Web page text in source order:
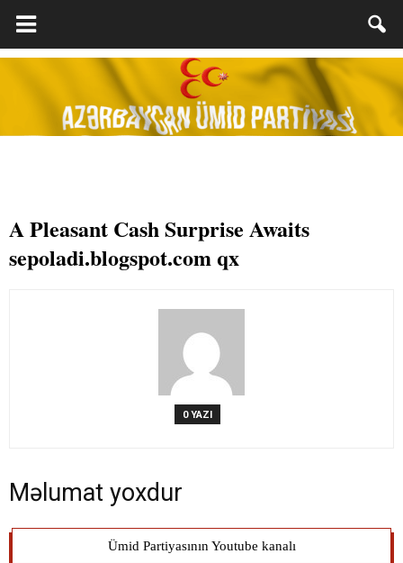
A Pleasant Cash Surprise Awaits
sepoladi.blogspot.com qx
0 YAZI
Məlumat yoxdur
Ümid Partiyasının Youtube kanalı